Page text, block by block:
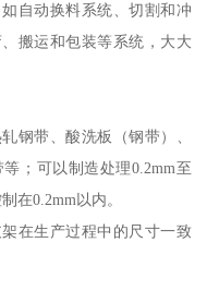
自动换料系统、切割和冲
搬运和包装等系统，大大
钢带、酸洗板（钢带）、
；可以制造处理0.2mm至
在0.2mm以内。
在生产过程中的尺寸一致